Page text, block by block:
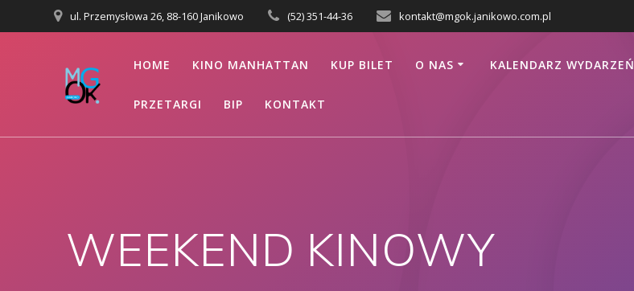
do
ul. Przemysłowa 26, 88-160 Janikowo (52) 351-44-36 kontakt@mgok.janikowo.com.pl
HOME KINO MANHATTAN KUP BILET O NAS KALENDARZ WYDARZEŃ
PRZETARGI BIP KONTAKT
WEEKEND KINOWY